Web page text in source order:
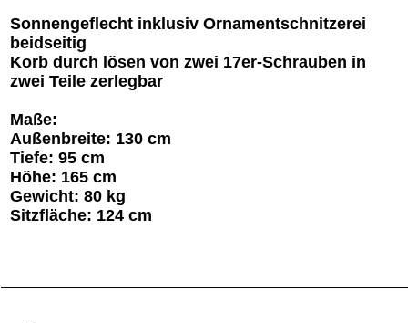
Sonnengeflecht inklusiv Ornamentschnitzerei
beidseitig
Korb durch lösen von zwei 17er-Schrauben in
zwei Teile zerlegbar
Maße:
Außenbreite: 130 cm
Tiefe: 95 cm
Höhe: 165 cm
Gewicht: 80 kg
Sitzfläche: 124 cm